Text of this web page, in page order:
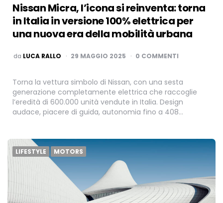
Nissan Micra, l’icona si reinventa: torna
in Italia in versione 100% elettrica per
una nuova era della mobilità urbana
PUBBLICATO
da LUCA RALLO 29 MAGGIO 2025 0 COMMENTI
Torna la vettura simbolo di Nissan, con una sesta
generazione completamente elettrica che raccoglie
l’eredità di 600.000 unità vendute in Italia. Design
audace, piacere di guida, autonomia fino a 408…
LIFESTYLE MOTORS